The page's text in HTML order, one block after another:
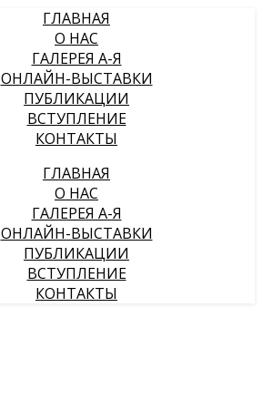
ГЛАВНАЯ
О НАС
ГАЛЕРЕЯ А-Я
ОНЛАЙН-ВЫСТАВКИ
ПУБЛИКАЦИИ
ВСТУПЛЕНИЕ
КОНТАКТЫ
ГЛАВНАЯ
О НАС
ГАЛЕРЕЯ А-Я
ОНЛАЙН-ВЫСТАВКИ
ПУБЛИКАЦИИ
ВСТУПЛЕНИЕ
КОНТАКТЫ